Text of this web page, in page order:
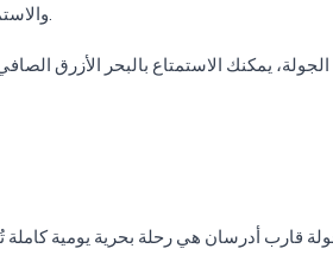
والاستمتاع بفترات السباحة ووجبة غداء لذيذة تُقدَّم على متن القارب، لتعيش تجربة لا تُنسى.
يمكنك الاستمتاع بالبحر الأزرق
قارب أدرسان هي رحلة بحرية يومية